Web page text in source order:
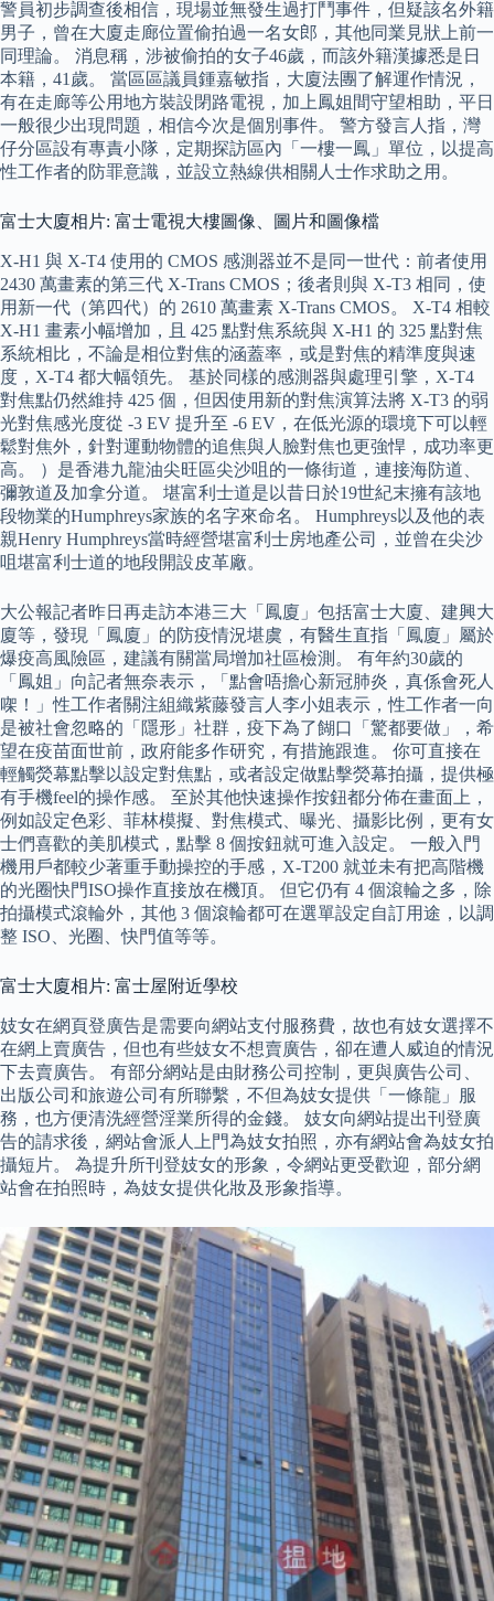
警員初步調查後相信，現場並無發生過打鬥事件，但疑該名外籍
男子，曾在大廈走廊位置偷拍過一名女郎，其他同業見狀上前一
同理論。 消息稱，涉被偷拍的女子46歲，而該外籍漢據悉是日
本籍，41歲。 當區區議員鍾嘉敏指，大廈法團了解運作情況，
有在走廊等公用地方裝設閉路電視，加上鳳姐間守望相助，平日
一般很少出現問題，相信今次是個別事件。 警方發言人指，灣
仔分區設有專責小隊，定期探訪區內「一樓一鳳」單位，以提高
性工作者的防罪意識，並設立熱線供相關人士作求助之用。
富士大廈相片: 富士電視大樓圖像、圖片和圖像檔
X-H1 與 X-T4 使用的 CMOS 感測器並不是同一世代：前者使用
2430 萬畫素的第三代 X-Trans CMOS；後者則與 X-T3 相同，使
用新一代（第四代）的 2610 萬畫素 X-Trans CMOS。 X-T4 相較
X-H1 畫素小幅增加，且 425 點對焦系統與 X-H1 的 325 點對焦
系統相比，不論是相位對焦的涵蓋率，或是對焦的精準度與速
度，X-T4 都大幅領先。 基於同樣的感測器與處理引擎，X-T4
對焦點仍然維持 425 個，但因使用新的對焦演算法將 X-T3 的弱
光對焦感光度從 -3 EV 提升至 -6 EV，在低光源的環境下可以輕
鬆對焦外，針對運動物體的追焦與人臉對焦也更強悍，成功率更
高。 ）是香港九龍油尖旺區尖沙咀的一條街道，連接海防道、
彌敦道及加拿分道。 堪富利士道是以昔日於19世紀末擁有該地
段物業的Humphreys家族的名字來命名。 Humphreys以及他的表
親Henry Humphreys當時經營堪富利士房地產公司，並曾在尖沙
咀堪富利士道的地段開設皮革廠。
大公報記者昨日再走訪本港三大「鳳廈」包括富士大廈、建興大
廈等，發現「鳳廈」的防疫情況堪虞，有醫生直指「鳳廈」屬於
爆疫高風險區，建議有關當局增加社區檢測。 有年約30歲的
「鳳姐」向記者無奈表示，「點會唔擔心新冠肺炎，真係會死人
㗎！」性工作者關注組織紫藤發言人李小姐表示，性工作者一向
是被社會忽略的「隱形」社群，疫下為了餬口「驚都要做」，希
望在疫苗面世前，政府能多作研究，有措施跟進。 你可直接在
輕觸熒幕點擊以設定對焦點，或者設定做點擊熒幕拍攝，提供極
有手機feel的操作感。 至於其他快速操作按鈕都分佈在畫面上，
例如設定色彩、菲林模擬、對焦模式、曝光、攝影比例，更有女
士們喜歡的美肌模式，點擊 8 個按鈕就可進入設定。 一般入門
機用戶都較少著重手動操控的手感，X-T200 就並未有把高階機
的光圈快門ISO操作直接放在機頂。 但它仍有 4 個滾輪之多，除
拍攝模式滾輪外，其他 3 個滾輪都可在選單設定自訂用途，以調
整 ISO、光圈、快門值等等。
富士大廈相片: 富士屋附近學校
妓女在網頁登廣告是需要向網站支付服務費，故也有妓女選擇不
在網上賣廣告，但也有些妓女不想賣廣告，卻在遭人威迫的情況
下去賣廣告。 有部分網站是由財務公司控制，更與廣告公司、
出版公司和旅遊公司有所聯繫，不但為妓女提供「一條龍」服
務，也方便清洗經營淫業所得的金錢。 妓女向網站提出刊登廣
告的請求後，網站會派人上門為妓女拍照，亦有網站會為妓女拍
攝短片。 為提升所刊登妓女的形象，令網站更受歡迎，部分網
站會在拍照時，為妓女提供化妝及形象指導。